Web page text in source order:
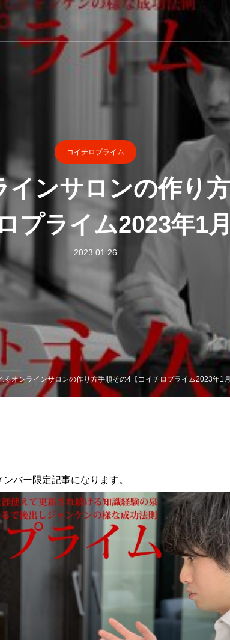
コイチロプライム
インサロンの作り
プライム2023年1
2023.01.26
るオンラインサロンの作り方手順その4【コイチロプライム2023年1
バー限定記事になります。